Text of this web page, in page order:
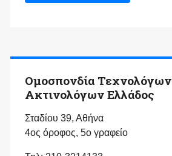
Ομοσπονδία Τεχνολόγων
Ακτινολόγων Ελλάδος
Σταδίου 39, Αθήνα
4ος όροφος, 5ο γραφείο